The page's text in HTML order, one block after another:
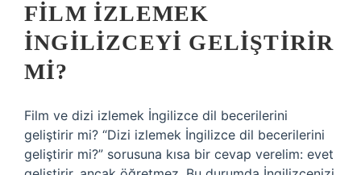
FILM IZLEMEK
INGILIZCEYI GELIŞTIRIR
MI?
Film ve dizi izlemek İngilizce dil becerilerini
geliştirir mi? “Dizi izlemek İngilizce dil becerilerini
geliştirir mi?” sorusuna kısa bir cevap verelim: evet